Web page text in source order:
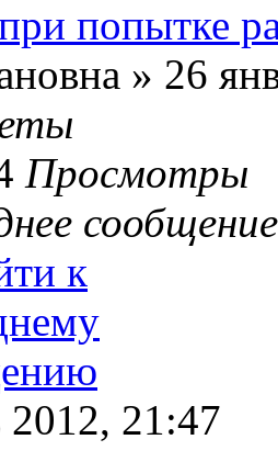
попытке
» 26
Просмотры
сообщение
2012, 21:47